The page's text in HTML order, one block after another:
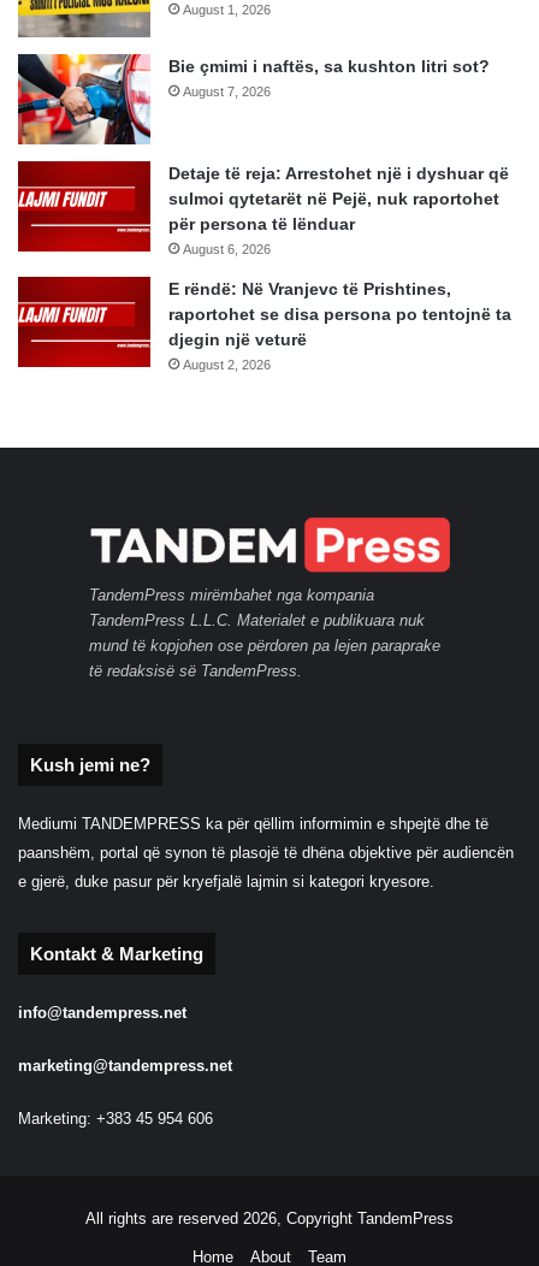
August 1, 2026
Bie çmimi i naftës, sa kushton litri sot?
August 7, 2026
Detaje të reja: Arrestohet një i dyshuar që
sulmoi qytetarët në Pejë, nuk raportohet
për persona të lënduar
August 6, 2026
E rëndë: Në Vranjevc të Prishtines,
raportohet se disa persona po tentojnë ta
djegin një veturë
August 2, 2026
TandemPress mirëmbahet nga kompania
TandemPress L.L.C. Materialet e publikuara nuk
mund të kopjohen ose përdoren pa lejen paraprake
të redaksisë së TandemPress.
Kush jemi ne?
Mediumi TANDEMPRESS ka për qëllim informimin e shpejtë dhe të
paanshëm, portal që synon të plasojë të dhëna objektive për audiencën
e gjerë, duke pasur për kryefjalë lajmin si kategori kryesore.
Kontakt & Marketing
info@tandempress.net
marketing@tandempress.net
Marketing: +383 45 954 606
All rights are reserved 2026, Copyright TandemPress
Home About Team